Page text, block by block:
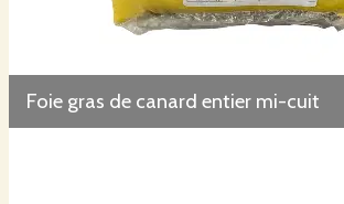
Foie gras de canard entier mi-cuit